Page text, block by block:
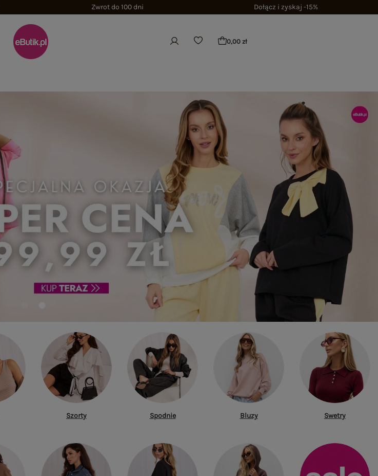
Zwrot do 100 dni Dołącz i zyskaj -15%
0,00 zł
Szorty Spodnie Bluzy Swetry